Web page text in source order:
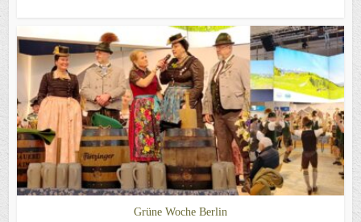
Grüne Woche Berlin